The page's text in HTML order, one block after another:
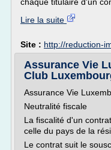
Lire la suite
Site : http://reduction-
Assurance Vie
Club
Assurance Vie
Neutralité fiscale
La fiscalité d'un
celle du pays de la
Le contrat suit le